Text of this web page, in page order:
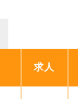
求人